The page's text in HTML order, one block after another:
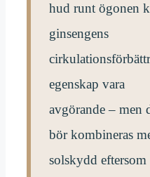
hud runt ögonen
ginsengens
egenskap vara
avgörande – men
bör kombineras
solskydd eftersom